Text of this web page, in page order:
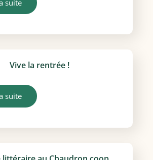
suite
Vive la rentrée !
suite